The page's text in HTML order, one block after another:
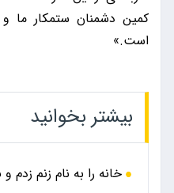
کمین دشمنان ستمکار ما و
است.»
بیشتر بخوانید
خانه را به نام زنم زدم